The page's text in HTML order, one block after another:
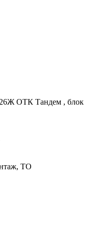
ОТК Тандем , блок
ТО